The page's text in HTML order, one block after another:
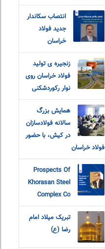
انتصاب سکاندار
جدید فولاد
خراسان
زنجیره ی تولید
فولاد خراسان روی
نوار رکوردشکنی
همایش بزرگ
سالانه فولادسازان
در کیش، با حضور
فولاد خراسان
Prospects Of
Khorasan Steel
Complex Co
تبریک میلاد امام
رضا (ع)